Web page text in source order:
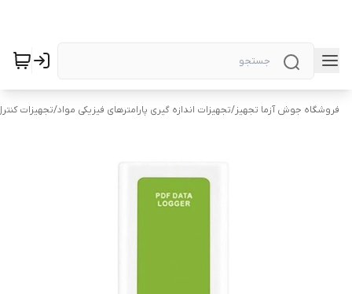
فروشگاه جوش آزما تجهیز/تجهیزات اندازه گیری پارامترهای فیزیکی مواد/تجهیزات